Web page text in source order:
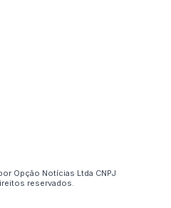
Opção Notícias Ltda CNPJ
reservados.